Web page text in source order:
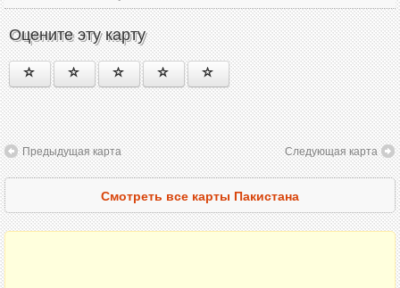
Оцените эту карту
Предыдущая карта Следующая карта
Смотреть все карты Пакистана